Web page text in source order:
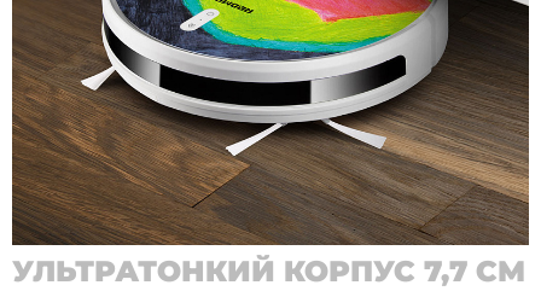
УЛЬТРАТОНКИЙ КОРПУС 7,7 СМ